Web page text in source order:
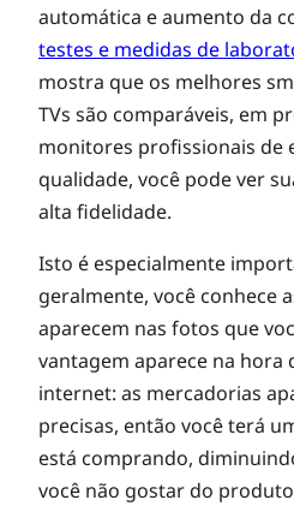
automática e aumento da
testes e medidas de
mostra que os melhores
TVs são comparáveis, em
monitores profissionais de
qualidade, você pode ver
alta fidelidade.
Isto é especialmente
geralmente, você conhece
aparecem nas fotos que
vantagem aparece na hora
internet: as mercadorias
precisas, então você terá
está comprando,
você não gostar do